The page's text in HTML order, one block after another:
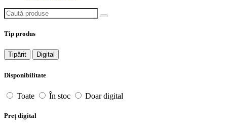
Caută produse
Tip produs
Tipărit Digital
Disponibilitate
Toate În stoc Doar digital
Preț digital